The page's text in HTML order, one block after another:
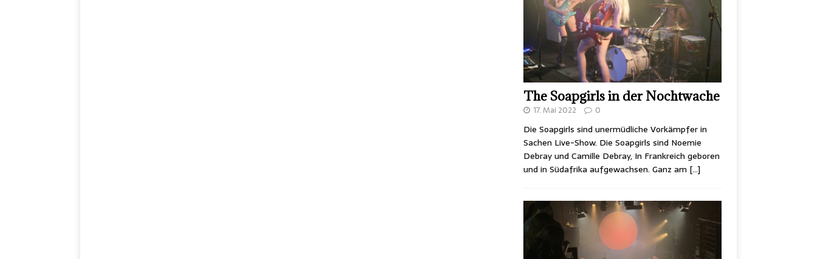
The Soapgirls in der Nochtwache
17. Mai 2022 0
Die Soapgirls sind unermüdliche Vorkämpfer in
Sachen Live-Show. Die Soapgirls sind Noemie
Debray und Camille Debray, In Frankreich geboren
und in Südafrika aufgewachsen. Ganz am […]